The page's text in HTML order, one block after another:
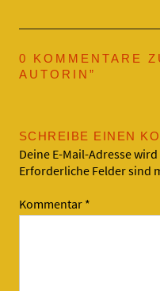
0 KOMMENTARE
AUTORIN ”
SCHREIBE EINEN
Deine E-Mail-Adresse
Erforderliche Felder sind
Kommentar *